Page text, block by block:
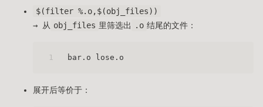
$(filter %.o,$(obj_files))
→ 从 obj_files 里筛选出 .o 结尾的文件：
1 bar.o lose.o
展开后等价于：